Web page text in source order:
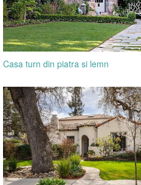
Casa turn din piatra si lemn